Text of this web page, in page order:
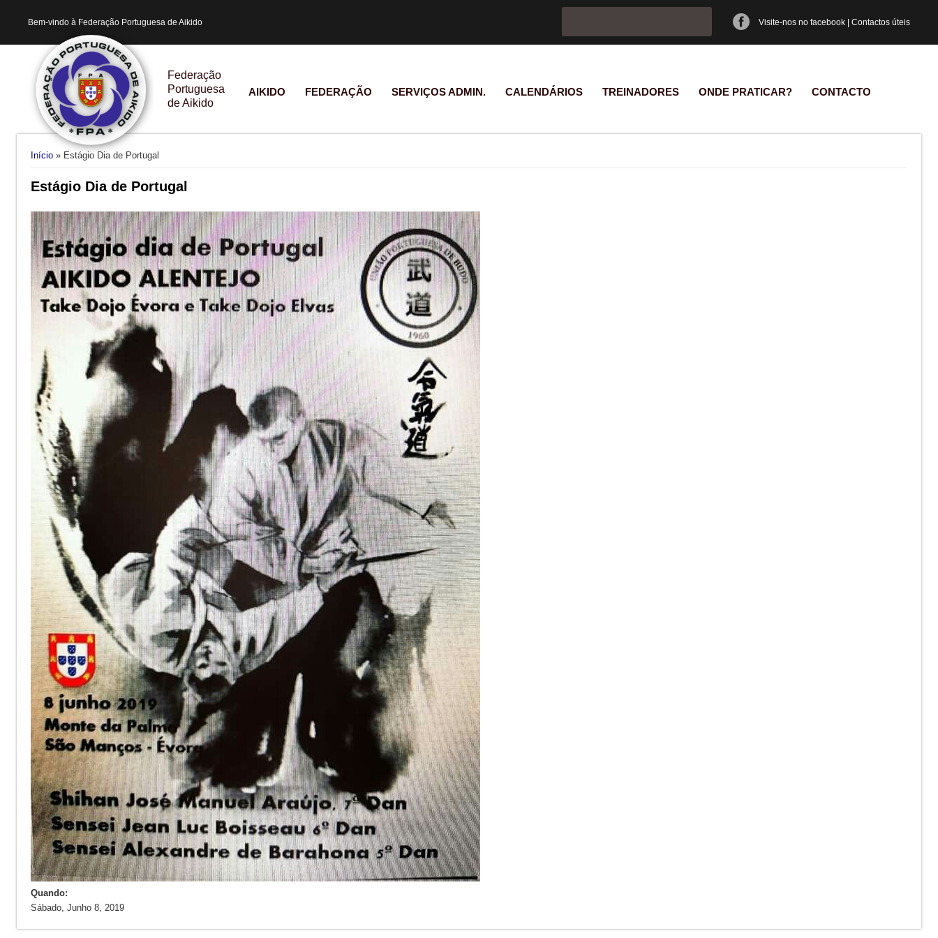
Bem-vindo à Federação Portuguesa de Aikido Visite-nos no facebook Contactos úteis
Formulário de pesquisa
Federação
Portuguesa
de Aikido
AIKIDO FEDERAÇÃO SERVIÇOS ADMIN. CALENDÁRIOS TREINADORES ONDE PRATICAR? CONTACTO
Está aqui
Início» Estágio Dia de Portugal
Estágio Dia de Portugal
Quando:
Sábado, Junho 8, 2019